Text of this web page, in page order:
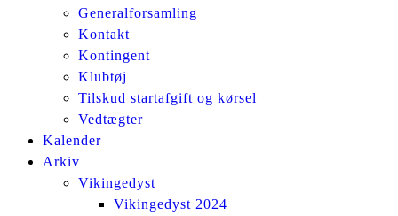
Generalforsamling
Kontakt
Kontingent
Klubtøj
Tilskud startafgift og kørsel
Vedtægter
Kalender
Arkiv
Vikingedyst
Vikingedyst 2024